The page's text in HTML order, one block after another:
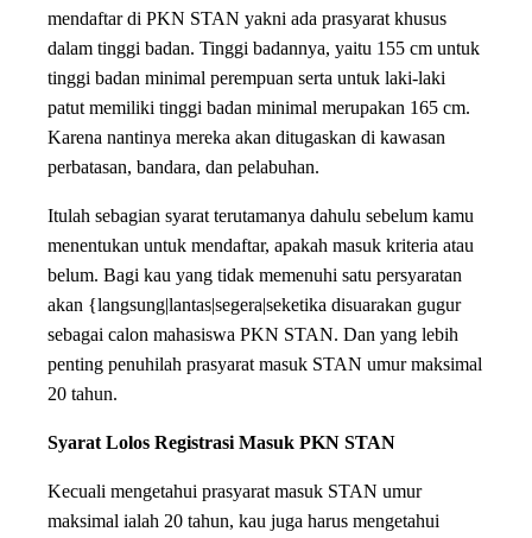
mendaftar di PKN STAN yakni ada prasyarat khusus
dalam tinggi badan. Tinggi badannya, yaitu 155 cm untuk
tinggi badan minimal perempuan serta untuk laki-laki
patut memiliki tinggi badan minimal merupakan 165 cm.
Karena nantinya mereka akan ditugaskan di kawasan
perbatasan, bandara, dan pelabuhan.
Itulah sebagian syarat terutamanya dahulu sebelum kamu
menentukan untuk mendaftar, apakah masuk kriteria atau
belum. Bagi kau yang tidak memenuhi satu persyaratan
akan {langsung|lantas|segera|seketika disuarakan gugur
sebagai calon mahasiswa PKN STAN. Dan yang lebih
penting penuhilah prasyarat masuk STAN umur maksimal
20 tahun.
Syarat Lolos Registrasi Masuk PKN STAN
Kecuali mengetahui prasyarat masuk STAN umur
maksimal ialah 20 tahun, kau juga harus mengetahui